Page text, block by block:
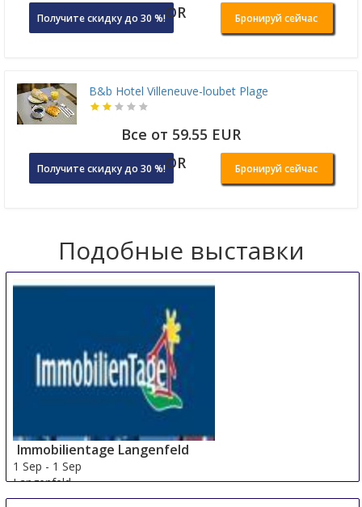
Получите скидку до 30 %!OR Бронируй сейчас
B&b Hotel Villeneuve-loubet Plage
Все от 59.55 EUR
Получите скидку до 30 %!OR Бронируй сейчас
Подобные выставки
Immobilientage Langenfeld
1 Sep - 1 Sep
Langenfeld
Germany